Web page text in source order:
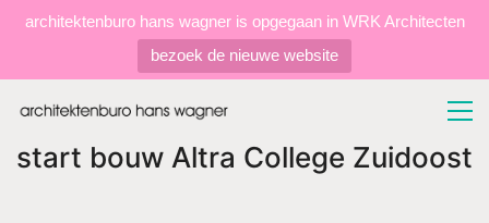
architektenburo hans wagner is opgegaan in WRK Architecten
bezoek de nieuwe website
start bouw Altra College Zuidoost